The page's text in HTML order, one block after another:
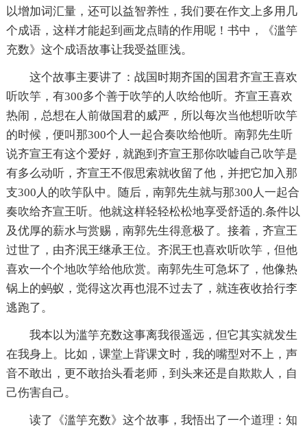
以增加词汇量，还可以益智养性，我们要在作文上多用几
个成语，这样才能起到画龙点睛的作用呢！书中，《滥竽
充数》这个成语故事让我受益匪浅。
这个故事主要讲了：战国时期齐国的国君齐宣王喜欢
听吹竽，有300多个善于吹竽的人吹给他听。齐宣王喜欢
热闹，总想在人前做国君的威严，所以每次当他想听吹竽
的时候，便叫那300个人一起合奏吹给他听。南郭先生听
说齐宣王有这个爱好，就跑到齐宣王那你吹嘘自己吹竽是
有多么动听，齐宣王不假思索就收留了他，并把它加入那
支300人的吹竽队中。随后，南郭先生就与那300人一起合
奏吹给齐宣王听。他就这样轻轻松松地享受舒适的.条件以
及优厚的薪水与赏赐，南郭先生得意极了。接着，齐宣王
过世了，由齐泯王继承王位。齐泯王也喜欢听吹竽，但他
喜欢一个个地吹竽给他欣赏。南郭先生可急坏了，他像热
锅上的蚂蚁，觉得这次再也混不过去了，就连夜收拾行李
逃跑了。
我本以为滥竽充数这事离我很遥远，但它其实就发生
在我身上。比如，课堂上背课文时，我的嘴型对不上，声
音不敢出，更不敢抬头看老师，到头来还是自欺欺人，自
己伤害自己。
读了《滥竽充数》这个故事，我悟出了一个道理：知